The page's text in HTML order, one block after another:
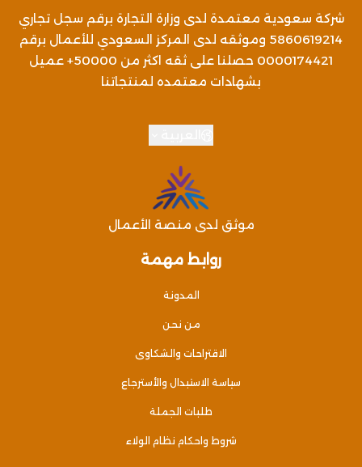
روابط مهمة
المدونة
من نحن
الاقتراحات والشكاوى
سياسة الاستبدال والأسترجاع
طلبات الجملة
شروط واحكام نظام الولاء
شركة سعودية معتمدة لدى وزارة التجارة برقم سجل تجاري
5860619214 وموثقه لدى المركز السعودي للأعمال برقم
0000174421 حصلنا على ثقه اكثر من 50000+ عميل
بشهادات معتمده لمنتجاتنا
موثق لدى منصة الأعمال